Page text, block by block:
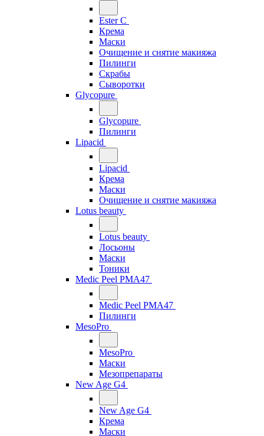
Ester C
Крема
Маски
Очищение и снятие макияжа
Пилинги
Скрабы
Сыворотки
Glycopure
Glycopure
Пилинги
Lipacid
Lipacid
Крема
Маски
Очищение и снятие макияжа
Lotus beauty
Lotus beauty
Лосьоны
Маски
Тоники
Medic Peel PMA47
Medic Peel PMA47
Пилинги
MesoPro
MesoPro
Маски
Мезопрепараты
New Age G4
New Age G4
Крема
Маски